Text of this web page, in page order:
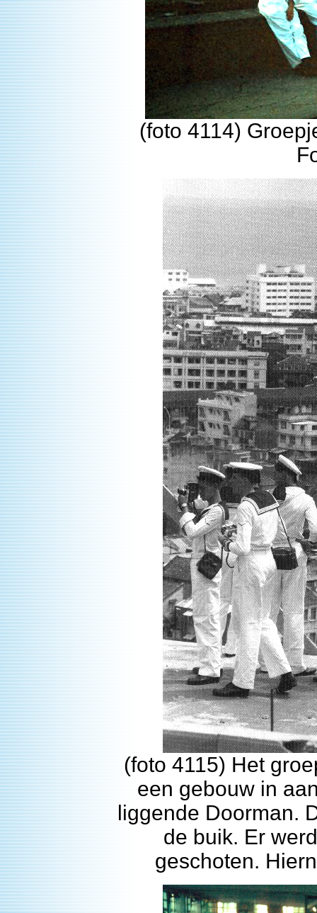
(foto 4114)
(foto 4115) Het
een gebouw in
liggende Doorman.
de buik. Er
geschoten.